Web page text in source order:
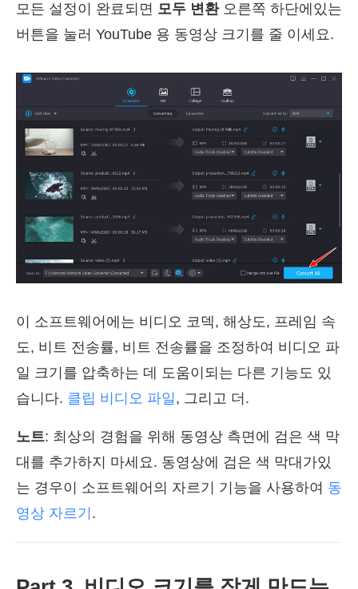
모든 설정이 완료되면 모두 변환오른쪽 하단에있는
버튼을 눌러 YouTube 용 동영상 크기를 줄 이세요.
이 소프트웨어에는 비디오 코덱, 해상도, 프레임 속
도, 비트 전송률, 비트 전송률을 조정하여 비디오 파
일 크기를 압축하는 데 도움이되는 다른 기능도 있
습니다. 클립 비디오 파일 , 그리고 더.
노트: 최상의 경험을 위해 동영상 측면에 검은 색 막
대를 추가하지 마세요. 동영상에 검은 색 막대가있
는 경우이 소프트웨어의 자르기 기능을 사용하여 동
영상 자르기 .